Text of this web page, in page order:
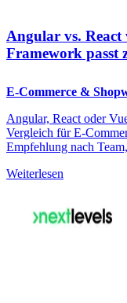
Angular vs. React
Framework passt
E-Commerce &
Angular, React oder
Vergleich für E-
Empfehlung nach
Weiterlesen